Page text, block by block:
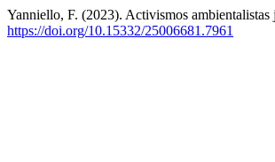
Yanniello, F. (2023). Activismos
https://doi.org/10.15332/25006681.7961